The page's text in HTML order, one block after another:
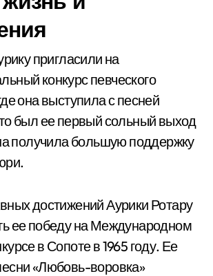
пригласили на
конкурс певческого
она выступила с песней
был ее первый сольный выход
получила большую поддержку
достижений Аурики Ротару
ее победу на Международном
в Сопоте в 1965 году. Ее
«Любовь-воровка»